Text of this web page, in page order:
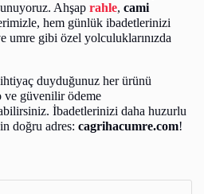
Ahşap rahle, cami
hem günlük ibadetlerinizi
umre gibi özel yolculuklarınızda
duyduğunuz her ürünü
ve güvenilir ödeme
İbadetlerinizi daha huzurlu
doğru adres: cagrihacumre.com!